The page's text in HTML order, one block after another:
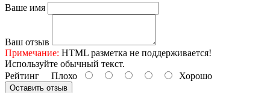
Ваше имя
Ваш отзыв
Примечание: HTML разметка не поддерживается!
Используйте обычный текст.
Рейтинг Плохо Хорошо
Оставить отзыв